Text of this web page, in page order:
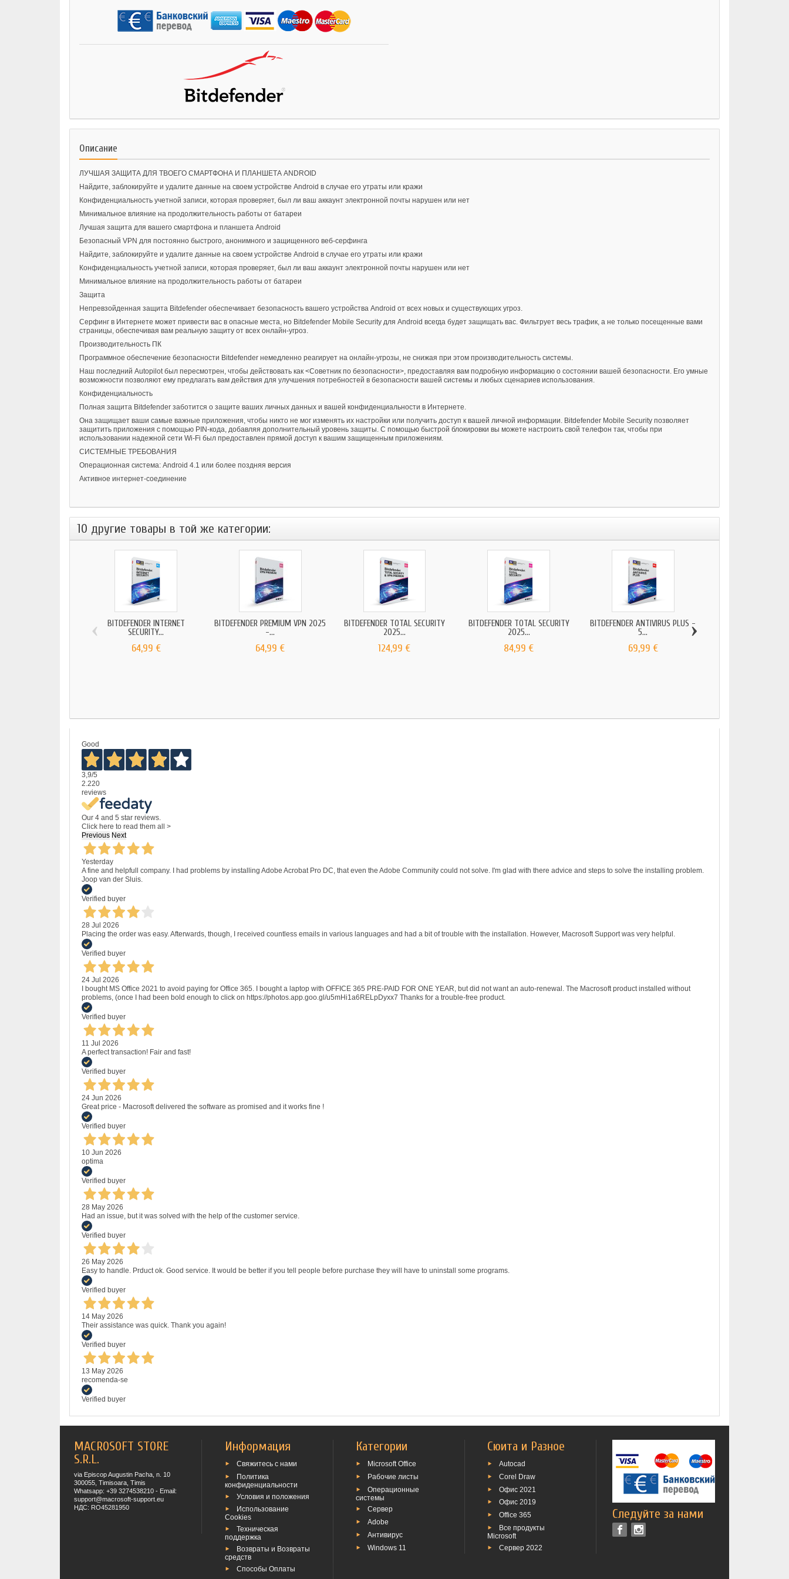
Описание
ЛУЧШАЯ ЗАЩИТА ДЛЯ ТВОЕГО СМАРТФОНА И ПЛАНШЕТА ANDROID
Найдите, заблокируйте и удалите данные на своем устройстве Android в случае его утраты или кражи
Конфиденциальность учетной записи, которая проверяет, был ли ваш аккаунт электронной почты нарушен или нет
Минимальное влияние на продолжительность работы от батареи
Лучшая защита для вашего смартфона и планшета Android
Безопасный VPN для постоянно быстрого, анонимного и защищенного веб-серфинга
Найдите, заблокируйте и удалите данные на своем устройстве Android в случае его утраты или кражи
Конфиденциальность учетной записи, которая проверяет, был ли ваш аккаунт электронной почты нарушен или нет
Минимальное влияние на продолжительность работы от батареи
Защита
Непревзойденная защита Bitdefender обеспечивает безопасность вашего устройства Android от всех новых и существующих угроз.
Серфинг в Интернете может привести вас в опасные места, но Bitdefender Mobile Security для Android всегда будет защищать вас. Фильтрует весь трафик, а не только посещенные вами
страницы, обеспечивая вам реальную защиту от всех онлайн-угроз.
Производительность ПК
Программное обеспечение безопасности Bitdefender немедленно реагирует на онлайн-угрозы, не снижая при этом производительность системы.
Наш последний Autopilot был пересмотрен, чтобы действовать как <Советник по безопасности>, предоставляя вам подробную информацию о состоянии вашей безопасности. Его умные
возможности позволяют ему предлагать вам действия для улучшения потребностей в безопасности вашей системы и любых сценариев использования.
Конфиденциальность
Полная защита Bitdefender заботится о защите ваших личных данных и вашей конфиденциальности в Интернете.
Она защищает ваши самые важные приложения, чтобы никто не мог изменять их настройки или получить доступ к вашей личной информации. Bitdefender Mobile Security позволяет
защитить приложения с помощью PIN-кода, добавляя дополнительный уровень защиты. С помощью быстрой блокировки вы можете настроить свой телефон так, чтобы при
использовании надежной сети Wi-Fi был предоставлен прямой доступ к вашим защищенным приложениям.
СИСТЕМНЫЕ ТРЕБОВАНИЯ
Операционная система: Android 4.1 или более поздняя версия
Активное интернет-соединение
10 другие товары в той же категории:
BITDEFENDER INTERNET
SECURITY...
64,99 €
BITDEFENDER PREMIUM VPN 2025
-...
64,99 €
BITDEFENDER TOTAL SECURITY
2025...
124,99 €
BITDEFENDER TOTAL SECURITY
2025...
84,99 €
BITDEFENDER ANTIVIRUS PLUS -
5...
69,99 €
‹ ›
Good
3,9/5
2.220
reviews
Our 4 and 5 star reviews.
Click here to read them all >
Previous Next
Yesterday
A fine and helpfull company. I had problems by installing Adobe Acrobat Pro DC, that even the Adobe Community could not solve. I'm glad with there advice and steps to solve the installing problem.
Joop van der Sluis.
Verified buyer
28 Jul 2026
Placing the order was easy. Afterwards, though, I received countless emails in various languages and had a bit of trouble with the installation. However, Macrosoft Support was very helpful.
Verified buyer
24 Jul 2026
I bought MS Office 2021 to avoid paying for Office 365. I bought a laptop with OFFICE 365 PRE-PAID FOR ONE YEAR, but did not want an auto-renewal. The Macrosoft product installed without
problems, (once I had been bold enough to click on https://photos.app.goo.gl/u5mHi1a6RELpDyxx7 Thanks for a trouble-free product.
Verified buyer
11 Jul 2026
A perfect transaction! Fair and fast!
Verified buyer
24 Jun 2026
Great price - Macrosoft delivered the software as promised and it works fine !
Verified buyer
10 Jun 2026
optima
Verified buyer
28 May 2026
Had an issue, but it was solved with the help of the customer service.
Verified buyer
26 May 2026
Easy to handle. Prduct ok. Good service. It would be better if you tell people before purchase they will have to uninstall some programs.
Verified buyer
14 May 2026
Their assistance was quick. Thank you again!
Verified buyer
13 May 2026
recomenda-se
Verified buyer
MACROSOFT STORE
S.R.L.
via Episcop Augustin Pacha, n. 10
300055, Timisoara, Timis
Whatsapp: +39 3274538210 - Email:
support@macrosoft-support.eu
НДС: RO45281950
Информация
Свяжитесь с нами
Политика
конфиденциальности
Условия и положения
Использование
Cookies
Техническая
поддержка
Возвраты и Возвраты
средств
Способы Оплаты
Категории
Microsoft Office
Рабочие листы
Операционные
системы
Сервер
Adobe
Антивирус
Windows 11
Сюита и Разное
Autocad
Corel Draw
Офис 2021
Офис 2019
Office 365
Все продукты
Microsoft
Сервер 2022
Следуйте за нами